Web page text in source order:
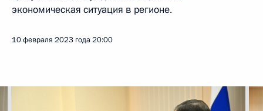
экономическая ситуация в регионе.
10 февраля 2023 года20:00